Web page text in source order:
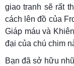
giao tranh sẽ rất
cách lên đồ của
Giáp máu và
đại của chú chim
Bạn đã sở hữu